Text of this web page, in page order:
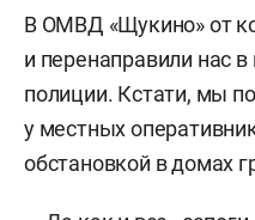
В ОМВД «Щукино» от
и перенаправили нас
полиции. Кстати, мы
у местных
обстановкой в домах